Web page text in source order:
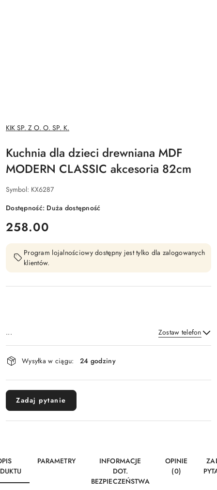
NAZWA
PRODUCENTA:
KIK SP. Z O. O. SP. K.
Kuchnia dla dzieci drewniana MDF
MODERN CLASSIC akcesoria 82cm
Symbol: KX6287
Dostępność: Duża dostępność
cena:
258.00
Program lojalnościowy dostępny jest tylko dla zalogowanych
klientów.
... Zostaw telefon
Dostępność
i
dostawa
Wysyłka w ciągu: 24 godziny
Zadaj pytanie
PARAMETRY
INFORMACJE
DOT.
BEZPIECZEŃSTWA
OPINIE
(0)